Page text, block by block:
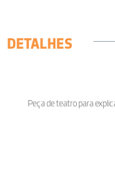
DETALHES
Peça de teatro para